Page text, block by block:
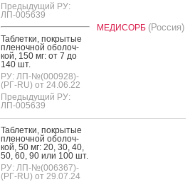
Предыдущий РУ:
ЛП-005639
Таб­летки, пок­ры­тые
пле­ноч­ной обо­лоч­
кой, 150 мг: от 7 до
140 шт.
РУ: ЛП-№(000928)-
(РГ-RU) от 24.06.22
Предыдущий РУ:
ЛП-005639
МЕДИСОРБ (Россия)
Таб­летки, пок­ры­тые
пле­ноч­ной обо­лоч­
кой, 50 мг: 20, 30, 40,
50, 60, 90 или 100 шт.
РУ: ЛП-№(006367)-
(РГ-RU) от 29.07.24